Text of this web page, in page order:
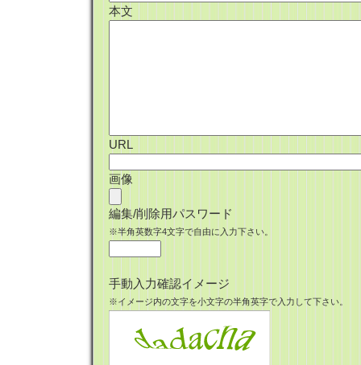
本文
URL
画像
編集/削除用パスワード
※半角英数字4文字で自由に入力下さい。
手動入力確認イメージ
※イメージ内の文字を小文字の半角英字で入力して下さい。